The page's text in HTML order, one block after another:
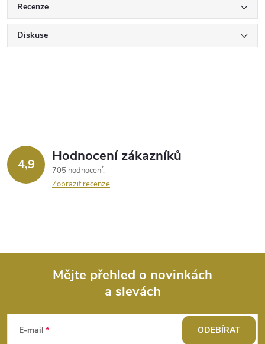
Recenze
Diskuse
4,9 Hodnocení zákazníků
705 hodnocení
Zobrazit recenze
Mějte přehled o novinkách
a slevách
E-mail ODEBÍRAT